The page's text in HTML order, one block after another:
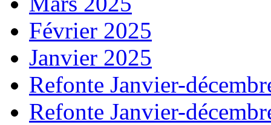
Février 2025
Janvier 2025
Refonte Janvier-
Refonte Janvier-